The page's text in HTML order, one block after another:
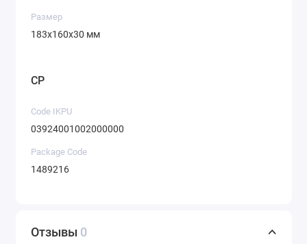
Размер
183х160х30 мм
CP
Code IKPU
03924001002000000
Package Code
1489216
Отзывы 0